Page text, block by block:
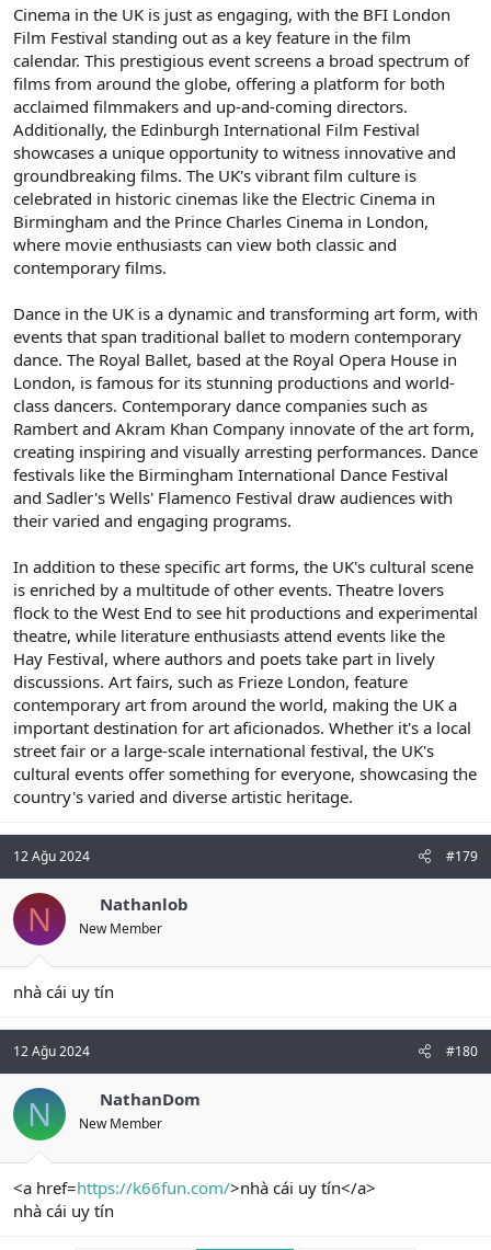
Cinema in the UK is just as engaging, with the BFI London
Film Festival standing out as a key feature in the film
calendar. This prestigious event screens a broad spectrum of
films from around the globe, offering a platform for both
acclaimed filmmakers and up-and-coming directors.
Additionally, the Edinburgh International Film Festival
showcases a unique opportunity to witness innovative and
groundbreaking films. The UK's vibrant film culture is
celebrated in historic cinemas like the Electric Cinema in
Birmingham and the Prince Charles Cinema in London,
where movie enthusiasts can view both classic and
contemporary films.
Dance in the UK is a dynamic and transforming art form, with
events that span traditional ballet to modern contemporary
dance. The Royal Ballet, based at the Royal Opera House in
London, is famous for its stunning productions and world-
class dancers. Contemporary dance companies such as
Rambert and Akram Khan Company innovate of the art form,
creating inspiring and visually arresting performances. Dance
festivals like the Birmingham International Dance Festival
and Sadler's Wells' Flamenco Festival draw audiences with
their varied and engaging programs.
In addition to these specific art forms, the UK's cultural scene
is enriched by a multitude of other events. Theatre lovers
flock to the West End to see hit productions and experimental
theatre, while literature enthusiasts attend events like the
Hay Festival, where authors and poets take part in lively
discussions. Art fairs, such as Frieze London, feature
contemporary art from around the world, making the UK a
important destination for art aficionados. Whether it's a local
street fair or a large-scale international festival, the UK's
cultural events offer something for everyone, showcasing the
country's varied and diverse artistic heritage.
12 Ağu 2024 #179
N Nathanlob
New Member
nhà cái uy tín
12 Ağu 2024 #180
N NathanDom
New Member
<a href=https://k66fun.com/>nhà cái uy tín</a>
nhà cái uy tín